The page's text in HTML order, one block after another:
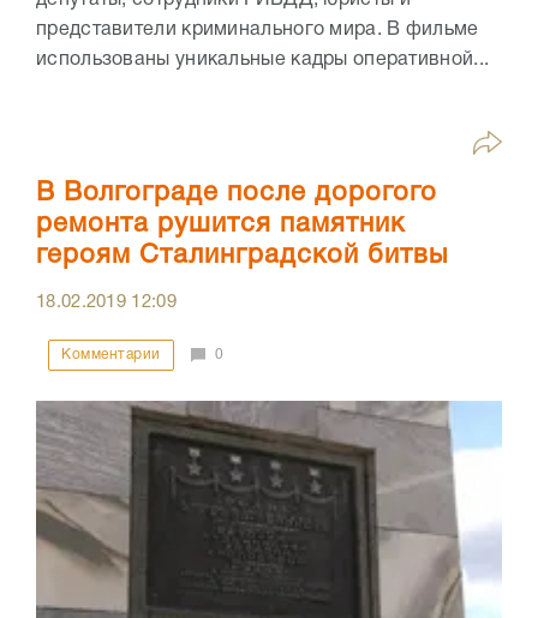
представители криминального мира. В фильме
использованы уникальные кадры оперативной...
В Волгограде после дорогого
ремонта рушится памятник
героям Сталинградской битвы
18.02.2019 12:09
Комментарии 0